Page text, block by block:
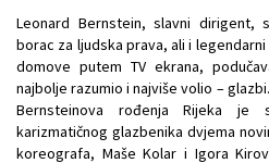
Leonard Bernstein, slavni dirigent,
borac za ljudska prava, ali i
domove putem TV ekrana,
najbolje razumio i najviše volio –
Bernsteinova rođenja Rijeka je
karizmatičnog glazbenika dvjema
koreografa, Maše Kolar i Igora